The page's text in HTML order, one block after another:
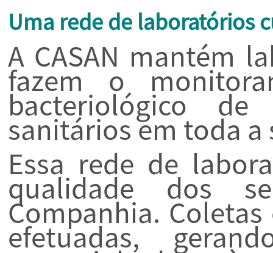
Uma rede de laboratórios
A CASAN mantém
fazem o
bacteriológico
sanitários em toda a
Essa rede de
qualidade dos
Companhia.
efetuadas,